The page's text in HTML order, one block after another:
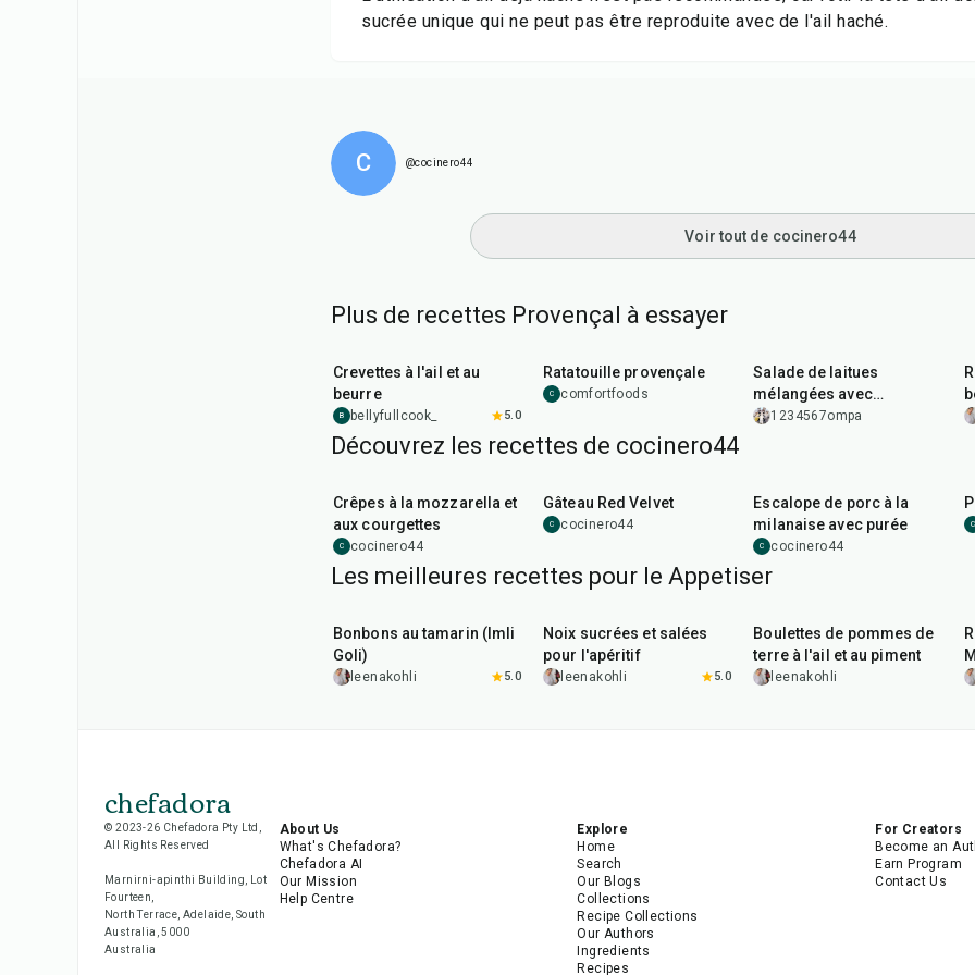
sucrée unique qui ne peut pas être reproduite avec de l'ail haché.
C @cocinero44
Voir tout de cocinero44
Plus de recettes Provençal à essayer
Crevettes à l'ail et au
beurre
B bellyfullcook_ 5.0
Ratatouille provençale
C comfortfoods
Salade de laitues
mélangées avec
vinaigrette aux agrumes
1234567ompa
Découvrez les recettes de cocinero44
Crêpes à la mozzarella et
aux courgettes
C cocinero44
Gâteau Red Velvet
C cocinero44
Escalope de porc à la
milanaise avec purée
C cocinero44
C
Les meilleures recettes pour le Appetiser
Bonbons au tamarin (Imli
Goli)
leenakohli 5.0
Noix sucrées et salées
pour l'apéritif
leenakohli 5.0
Boulettes de pommes de
terre à l'ail et au piment
leenakohli
chefadora
© 2023-26 Chefadora Pty Ltd,
All Rights Reserved
Marnirni-apinthi Building, Lot
Fourteen,
North Terrace, Adelaide, South
Australia, 5000
Australia
About Us
What's Chefadora?
Chefadora AI
Our Mission
Help Centre
Explore
Home
Search
Our Blogs
Collections
Recipe Collections
Our Authors
Ingredients
Recipes
For Creators
Become an
Earn Program
Contact Us